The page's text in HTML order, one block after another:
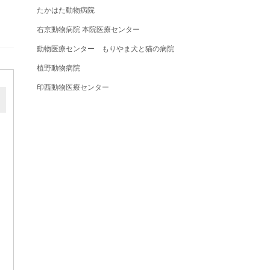
たかはた動物病院
右京動物病院 本院医療センター
動物医療センター もりやま犬と猫の病院
植野動物病院
印西動物医療センター